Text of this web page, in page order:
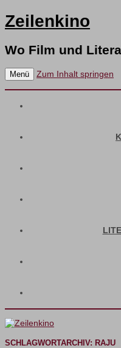
Zeilenkino
Wo Film und
Menü Zum Inhalt springen
SCHLAGWORTARCHIV: RAJU